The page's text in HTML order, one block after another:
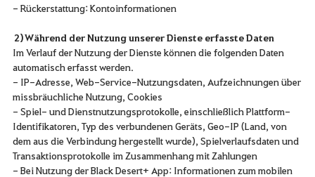
- Rückerstattung: Kontoinformationen
2) Während der Nutzung unserer Dienste erfasste Daten
Im Verlauf der Nutzung der Dienste können die folgenden Daten
automatisch erfasst werden.
- IP-Adresse, Web-Service-Nutzungsdaten, Aufzeichnungen über
missbräuchliche Nutzung, Cookies
- Spiel- und Dienstnutzungsprotokolle, einschließlich Plattform-
Identifikatoren, Typ des verbundenen Geräts, Geo-IP (Land, von
dem aus die Verbindung hergestellt wurde), Spielverlaufsdaten und
Transaktionsprotokolle im Zusammenhang mit Zahlungen
- Bei Nutzung der Black Desert+ App: Informationen zum mobilen